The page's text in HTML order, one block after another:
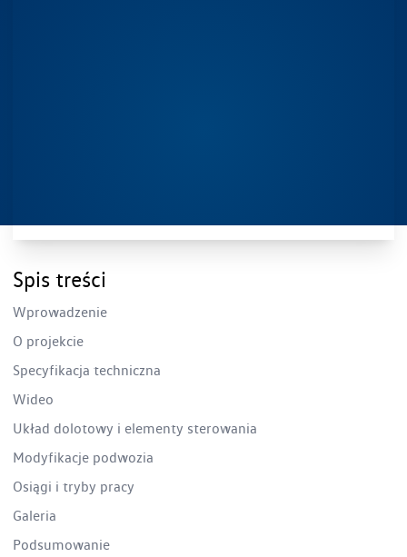
Spis treści
Wprowadzenie
O projekcie
Specyfikacja techniczna
Wideo
Układ dolotowy i elementy sterowania
Modyfikacje podwozia
Osiągi i tryby pracy
Galeria
Podsumowanie